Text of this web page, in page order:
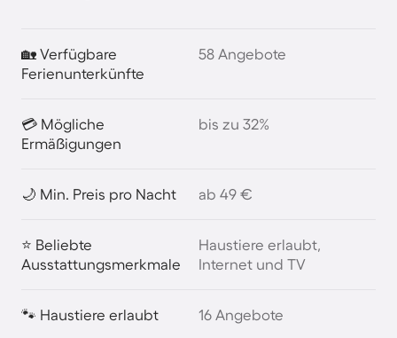
🏡 Verfügbare
Ferienunterkünfte
58 Angebote
💳 Mögliche
Ermäßigungen
bis zu 32%
🌙 Min. Preis pro Nacht ab 49 €
⭐ Beliebte
Ausstattungsmerkmale
Haustiere erlaubt,
Internet und TV
🐾 Haustiere erlaubt 16 Angebote